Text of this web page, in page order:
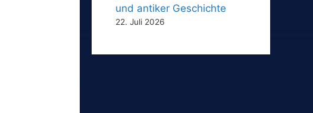
und antiker Geschichte
22. Juli 2026